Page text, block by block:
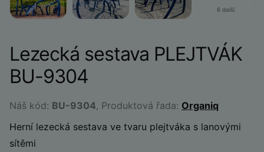
6 další
Lezecká sestava PLEJTVÁK
BU-9304
Náš kód: BU-9304, Produktová řada: Organiq
Herní lezecká sestava ve tvaru plejtváka s lanovými
sítěmi